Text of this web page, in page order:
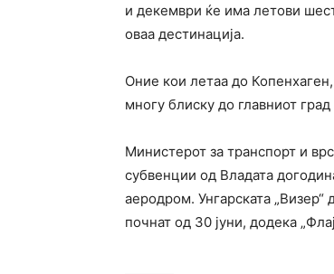
и декември ќе има летови
оваа дестинација.
Оние кои летаа до
многу блиску до главниот
Министерот за транспорт и
субвенции од Владата
аеродром. Унгарската
почнат од 30 јуни, додека